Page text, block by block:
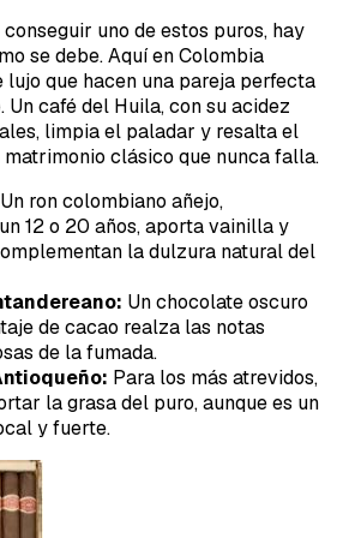
uno de estos puros, hay
se debe. Aquí en Colombia
lujo que hacen una pareja perfecta
café del Huila, con su acidez
limpia el paladar y resalta el
matrimonio clásico que nunca falla.
Un ron colombiano añejo,
12 o 20 años, aporta vainilla y
la dulzura natural del
Un chocolate oscuro
de cacao realza las notas
de la fumada.
Para los más atrevidos,
la grasa del puro, aunque es un
y fuerte.